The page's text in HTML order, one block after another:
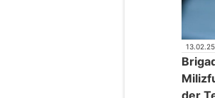
13.02.25
der